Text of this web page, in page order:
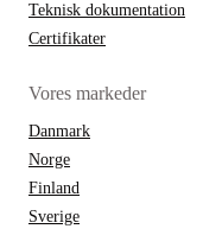
Teknisk dokumentation
Certifikater
Vores markeder
Danmark
Norge
Finland
Sverige